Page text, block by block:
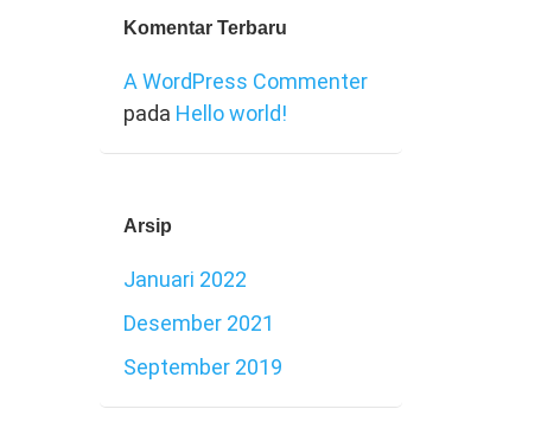
Komentar Terbaru
A WordPress Commenter
pada Hello world!
Arsip
Januari 2022
Desember 2021
September 2019